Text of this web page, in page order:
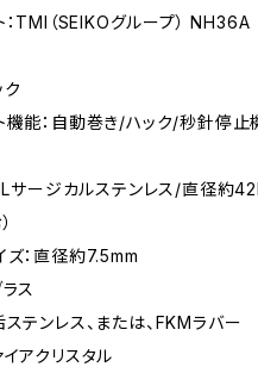
：TMI（SEIKOグループ） NH36A
機能：自動巻き/ハック/秒針停止
サージカルステンレス/直径約
ズ：直径約7.5mm
ス
ステンレス、または、FKMラバー
イアクリスタル